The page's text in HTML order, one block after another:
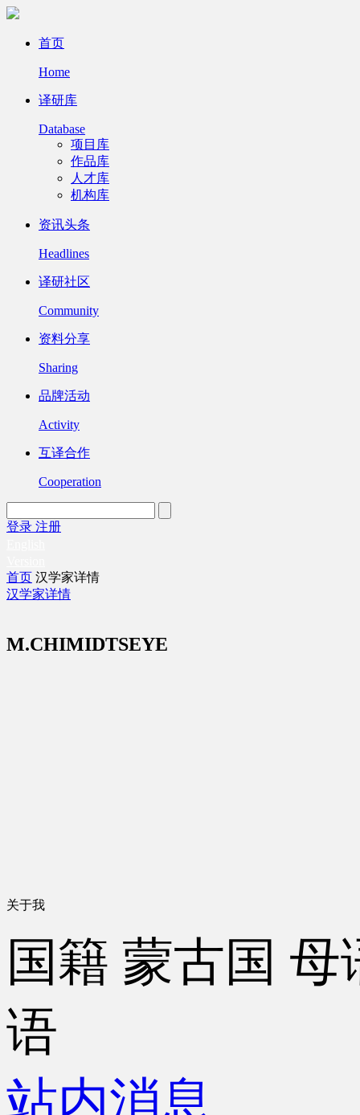
首页
Home
译研库
Database
项目库
作品库
人才库
机构库
资讯头条
Headlines
译研社区
Community
资料分享
Sharing
品牌活动
Activity
互译合作
Cooperation
登录 注册
首页 汉学家详情
汉学家详情
M.CHIMIDTSEYE
关于我
国籍 蒙古国 母
语
站内消息